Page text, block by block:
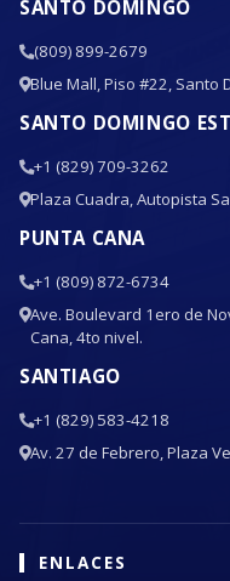
SANTO DOMINGO
(809) 899-2679
Blue Mall, Piso #22, Santo
SANTO DOMINGO
+1 (829) 709-3262
Plaza Cuadra, Autopista
PUNTA CANA
+1 (809) 872-6734
Ave. Boulevard 1ero de
Cana, 4to nivel.
SANTIAGO
+1 (829) 583-4218
Av. 27 de Febrero, Plaza
ENLACES